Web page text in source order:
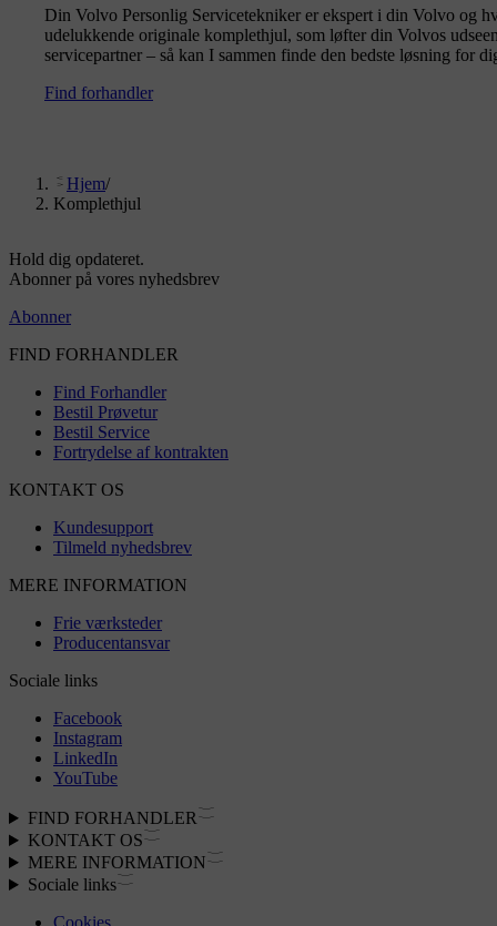
Din Volvo Personlig Servicetekniker er ekspert i din Volvo og
udelukkende originale komplethjul, som løfter din Volvos
servicepartner – så kan I sammen finde den bedste løsning for
Find forhandler
Hjem/
Komplethjul